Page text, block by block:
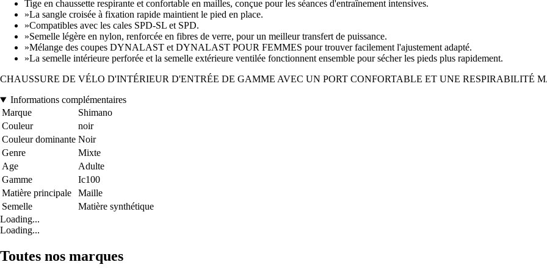
Tige en chaussette respirante et confortable en mailles, conçue pour les séances d'entraînement intensives.
»La sangle croisée à fixation rapide maintient le pied en place.
»Compatibles avec les cales SPD-SL et SPD.
»Semelle légère en nylon, renforcée en fibres de verre, pour un meilleur transfert de puissance.
»Mélange des coupes DYNALAST et DYNALAST POUR FEMMES pour trouver facilement l'ajustement adapté.
»La semelle intérieure perforée et la semelle extérieure ventilée fonctionnent ensemble pour sécher les pieds plus rapidement.
CHAUSSURE DE VÉLO D'INTÉRIEUR D'ENTRÉE DE GAMME AVEC UN PORT CONFORTABLE ET UNE RESPIRABILITÉ
Informations complémentaires
Marque
Shimano
Couleur
noir
Couleur dominante Noir
Genre
Mixte
Age
Adulte
Gamme
Ic100
Matière principale
Maille
Semelle
Matière synthétique
Loading...
Loading...
Toutes nos marques